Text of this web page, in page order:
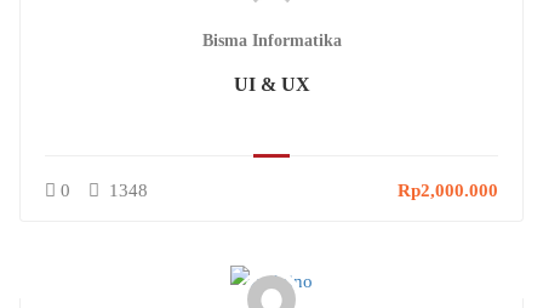
Bisma Informatika
UI & UX
0 1348 Rp2,000.000